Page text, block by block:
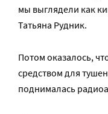
мы выглядели как
Татьяна Рудник.
Потом оказалось,
средством для
поднималась